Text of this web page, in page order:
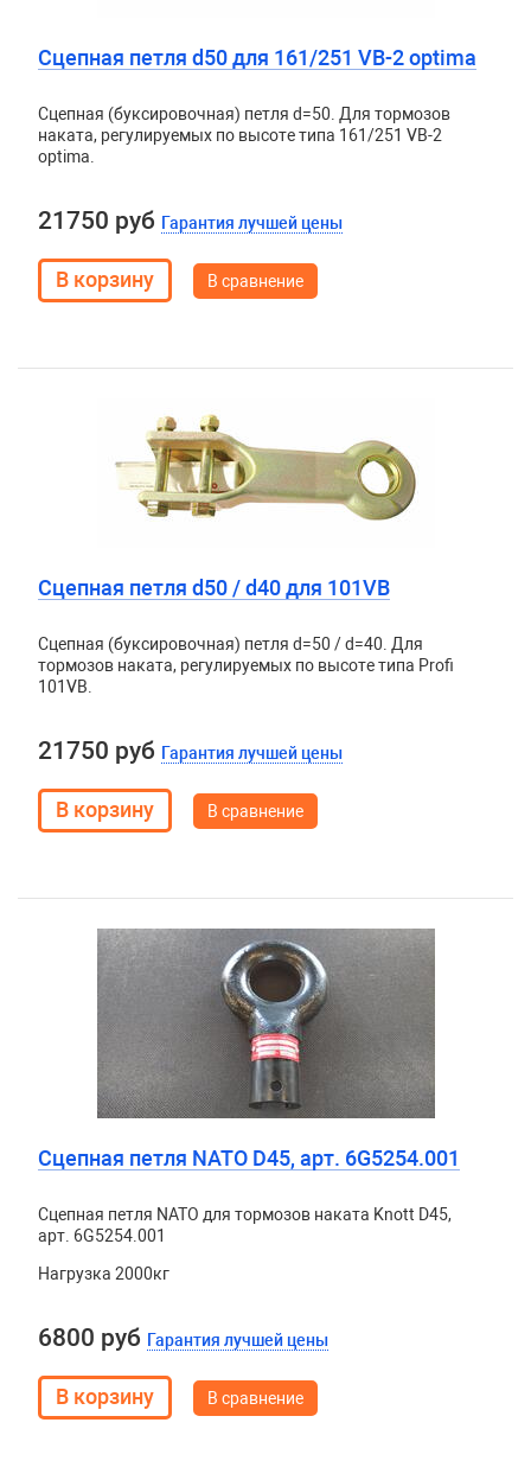
Сцепная петля d50 для 161/251 VB-2 optima
Сцепная (буксировочная) петля d=50. Для тормозов
наката, регулируемых по высоте типа 161/251 VB-2
optima.
21750 руб Гарантия лучшей цены
В сравнение
Сцепная петля d50 / d40 для 101VB
Сцепная (буксировочная) петля d=50 / d=40. Для
тормозов наката, регулируемых по высоте типа Profi
101VB.
21750 руб Гарантия лучшей цены
В сравнение
Сцепная петля NATO D45, арт. 6G5254.001
Сцепная петля NATO для тормозов наката Knott D45,
арт. 6G5254.001
Нагрузка 2000кг
6800 руб Гарантия лучшей цены
В сравнение